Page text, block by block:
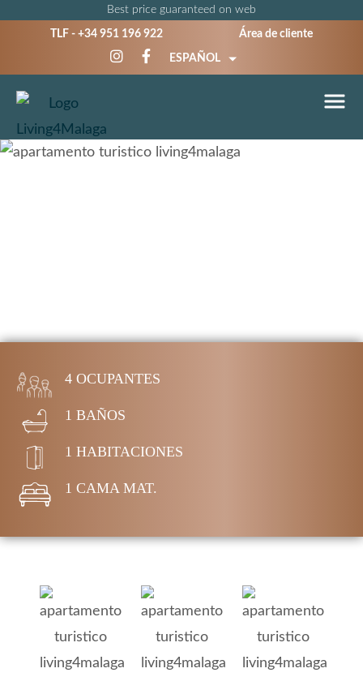
Best price guaranteed on web
TLF - +34 951 196 922 Área de cliente
ESPAÑOL
4 OCUPANTES
1 BAÑOS
1 HABITACIONES
1 CAMA MAT.